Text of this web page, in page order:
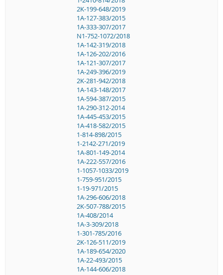
2K-199-648/2019
1A-127-383/2015
1A-333-307/2017
N1-752-1072/2018
1A-142-319/2018
1A-126-202/2016
1A-121-307/2017
1A-249-396/2019
2K-281-942/2018
1A-143-148/2017
1A-594-387/2015
1A-290-312-2014
1A-445-453/2015
1A-418-582/2015
1-814-898/2015
1-2142-271/2019
1A-801-149-2014
1A-222-557/2016
1-1057-1033/2019
1-759-951/2015
1-19-971/2015
1A-296-606/2018
2K-507-788/2015
1A-408/2014
1A-3-309/2018
1-301-785/2016
2K-126-511/2019
1A-189-654/2020
1A-22-493/2015
1A-144-606/2018